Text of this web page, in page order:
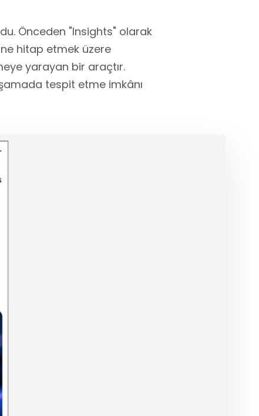
Önceden "Insights" olarak
hitap etmek üzere
yarayan bir araçtır.
tespit etme imkânı